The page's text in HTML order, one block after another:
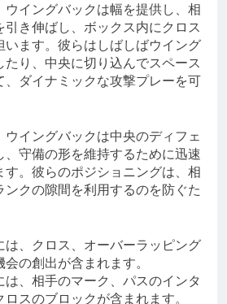
ウイングバックは幅を提供し、相
き伸ばし、ボックス内にクロス
います。彼らはしばしばウイング
たり、中央に切り込んでスペース
、ダイナミックな攻撃プレーを可
イングバックは中央のディフェ
、守備の形を維持するために迅速
す。彼らのポジショニングは、相
クの隙間を利用するのを防ぐた
は、クロス、オーバーラッピング
の創出が含まれます。
は、相手のマーク、パスのインタ
スのブロックが含まれます。